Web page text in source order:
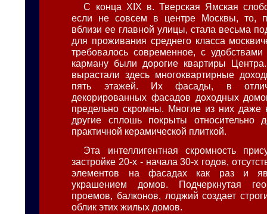
С конца XIX в. Тверская Ямская
если не совсем в центре Москвы, то,
вблизи ее главной улицы, стала весьма
для проживания среднего класса
требовалось современное, с
карману были дорогие квартиры
вырастали здесь многоквартирные
пять этажей. Их фасады, в
декорированных фасадов доходных
предельно скромны. Многие из них даже
другие сплошь покрыты относительно
практичной керамической плиткой.
Эта интеллигентная скромность
застройке 20-х - начала 30-х годов,
элементов на фасадах как раз и
украшением домов. Подчеркнутая
проемов, балконов, лоджий создает
облик этих жилых домов.